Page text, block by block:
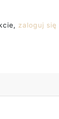
zaloguj się